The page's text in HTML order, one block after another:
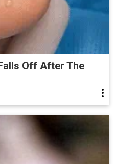
Off After The